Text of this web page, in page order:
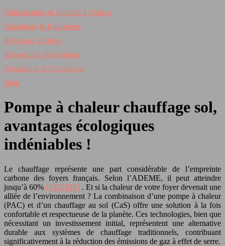
Climatisation & Pompes à chaleur
Chauffage & Radiateurs
Panneaux solaires
Rénovation énergétique
Régulation & Domotique
Blog
Pompe à chaleur chauffage sol,
avantages écologiques
indéniables !
Le chauffage représente une part considérable de l’empreinte
carbone des foyers français. Selon l’ADEME, il peut atteindre
jusqu’à 60% (ADEME) . Et si la chaleur de votre foyer devenait une
alliée de l’environnement ? La combinaison d’une pompe à chaleur
(PAC) et d’un chauffage au sol (CaS) offre une solution à la fois
confortable et respectueuse de la planète. Ces technologies, bien que
nécessitant un investissement initial, représentent une alternative
durable aux systèmes de chauffage traditionnels, contribuant
significativement à la réduction des émissions de gaz à effet de serre.